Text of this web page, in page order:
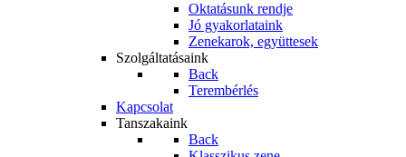
Oktatásunk rendje
Jó gyakorlataink
Zenekarok, együttesek
Szolgáltatásaink
Back
Terembérlés
Kapcsolat
Tanszakaink
Back